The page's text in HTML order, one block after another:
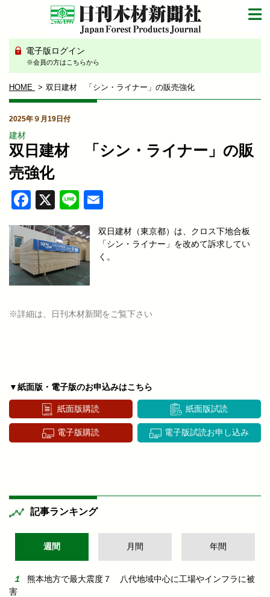
電子版ログイン
※会員の方はこちらから
HOME 双日建材 「シン・ライナー」の販売強化
2025年９月19日付
建材
双日建材 「シン・ライナー」の販
売強化
Facebook
X Line
双日建材（東京都）は、クロス下地合板
「シン・ライナー」を改めて訴求してい
く。
※詳細は、日刊木材新聞をご覧下さい
▼紙面版・電子版のお申込みはこちら
紙面版購読 紙面版試読
電子版購読 電子版試読お申し込み
記事ランキング
週間 月間 年間
熊本地方で最大震度７ 八代地域中心に工場やインフラに被
害